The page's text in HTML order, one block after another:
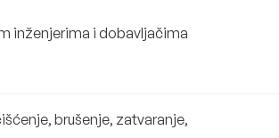
inženjerima i dobavljačima
brušenje, zatvaranje,